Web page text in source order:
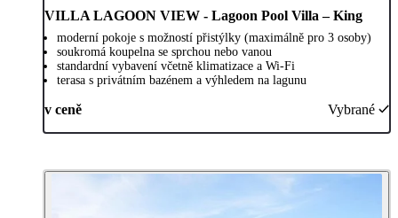
VILLA LAGOON VIEW - Lagoon Pool Villa – King
moderní pokoje s možností přistýlky (maximálně pro 3 osoby)
soukromá koupelna se sprchou nebo vanou
standardní vybavení včetně klimatizace a Wi-Fi
terasa s privátním bazénem a výhledem na lagunu
v ceně Vybrané